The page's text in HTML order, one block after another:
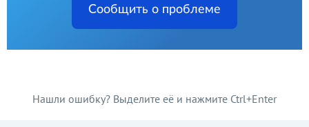
Сообщить о проблеме
Нашли ошибку? Выделите её и нажмите Ctrl+Enter